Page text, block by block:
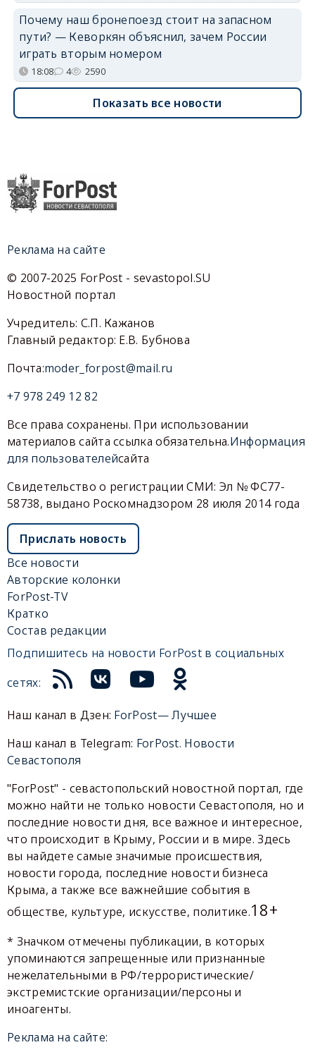
Почему наш бронепоезд стоит на запасном
пути? — Кеворкян объяснил, зачем России
играть вторым номером
18:08 4 2590
Показать все новости
Реклама на сайте
© 2007-2025 ForPost - sevastopol.SU
Новостной портал
Учредитель: С.П. Кажанов
Главный редактор: Е.В. Бубнова
Почта:moder_forpost@mail.ru
+7 978 249 12 82
Все права сохранены. При использовании
материалов сайта ссылка обязательна.Информация
для пользователейсайта
Свидетельство о регистрации СМИ: Эл № ФС77-
58738, выдано Роскомнадзором 28 июля 2014 года
Прислать новость
Все новости
Авторские колонки
ForPost-TV
Кратко
Состав редакции
Подпишитесь на новости ForPost в социальных
сетях:
Наш канал в Дзен: ForPost— Лучшее
Наш канал в Telegram: ForPost. Новости
Севастополя
"ForPost" - севастопольский новостной портал, где
можно найти не только новости Севастополя, но и
последние новости дня, все важное и интересное,
что происходит в Крыму, России и в мире. Здесь
вы найдете самые значимые происшествия,
новости города, последние новости бизнеса
Крыма, а также все важнейшие события в
обществе, культуре, искусстве, политике.18+
* Значком отмечены публикации, в которых
упоминаются запрещенные или признанные
нежелательными в РФ/террористические/
экстремистские организации/персоны и
иноагенты.
Реклама на сайте: